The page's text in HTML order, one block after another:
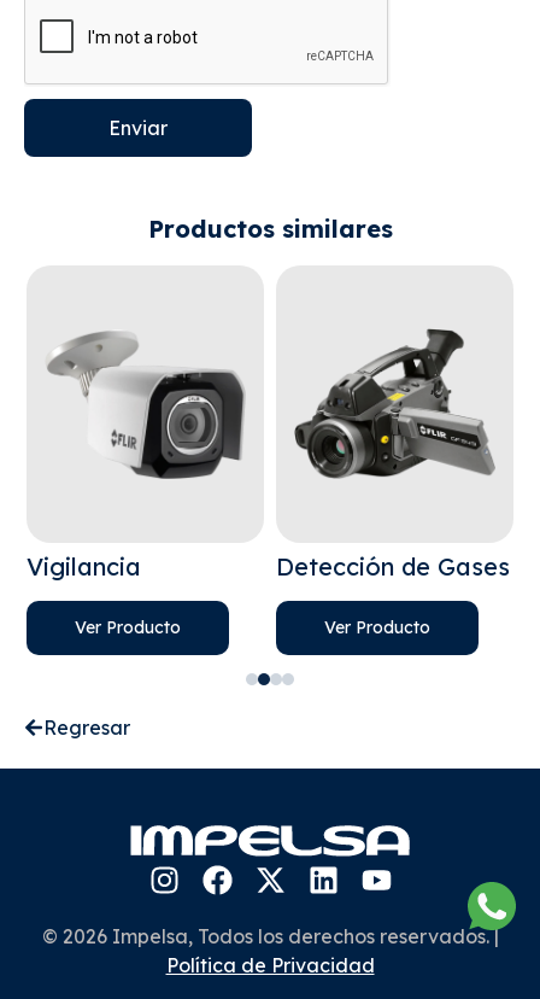
Enviar
Productos similares
Vigilancia
Ver Producto
Detección de Gases
Ver Producto
Regresar
© 2026 Impelsa, Todos los derechos reservados. |
Política de Privacidad